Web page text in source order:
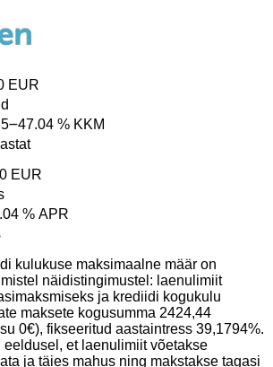
EUR
% KKM
EUR
% APR
kulukuse maksimaalne määr on
näidistingimustel: laenulimiit
ja krediidi kogukulu
maksete kogusumma 2424,44
0€), fikseeritud aastaintress 39,1794%.
eeldusel, et laenulimiit võetakse
ja täies mahus ning makstakse tagasi